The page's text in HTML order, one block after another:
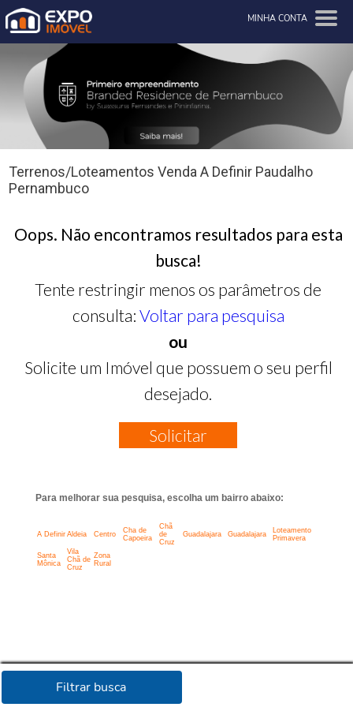
MINHA CONTA
Filtrar busca
Terrenos/Loteamentos Venda A Definir Paudalho
Pernambuco
Oops. Não encontramos resultados para esta
busca!
Tente restringir menos os parâmetros de
consulta: Voltar para pesquisa
ou
Solicite um Imóvel que possuem o seu perfil
desejado.
Solicitar
Para melhorar sua pesquisa, escolha um bairro abaixo:
A Definir Aldeia Centro
Cha de
Capoeira
Chã
de
Cruz
Guadalajara Guadalajara
Loteamento
Primavera
Santa
Mônica
Vila
Chã de
Cruz
Zona
Rural